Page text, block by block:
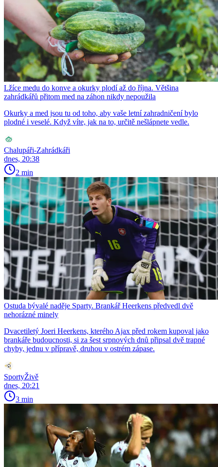
Lžíce medu do konve a okurky plodí až do října. Většina
zahrádkářů přitom med na záhon nikdy nepoužila
Okurky a med jsou tu od toho, aby vaše letní zahradničení bylo
plodné i veselé. Když víte, jak na to, určitě nešlápnete vedle.
Chalupáři-Zahrádkáři
dnes, 20:38
2 min
Ostuda bývalé naděje Sparty. Brankář Heerkens předvedl dvě
nehorázné minely
Dvacetiletý Joeri Heerkens, kterého Ajax před rokem kupoval jako
brankáře budoucnosti, si za šest srpnových dnů připsal dvě trapné
chyby, jednu v přípravě, druhou v ostrém zápase.
SportyŽivě
dnes, 20:21
3 min